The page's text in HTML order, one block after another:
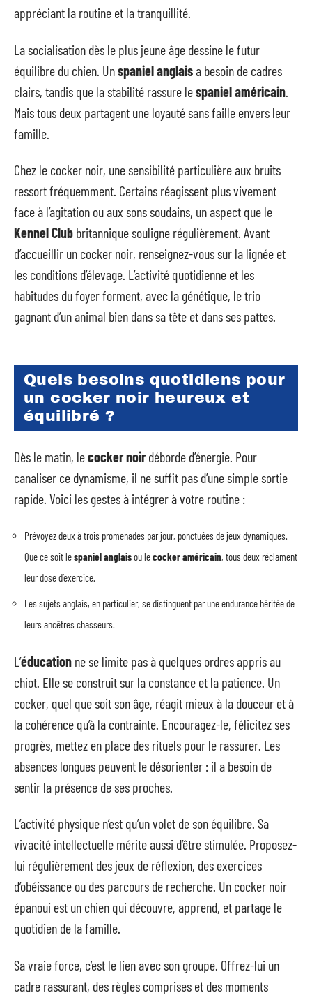
appréciant la routine et la tranquillité.
La socialisation dès le plus jeune âge dessine le futur
équilibre du chien. Unspaniel anglaisa besoin de cadres
clairs, tandis que la stabilité rassure lespaniel américain
Mais tous deux partagent une loyauté sans faille envers leur
famille.
Chez le cocker noir, une sensibilité particulière aux bruits
ressort fréquemment. Certains réagissent plus vivement
face à l’agitation ou aux sons soudains, un aspect que le
Kennel Club britannique souligne régulièrement. Avant
d’accueillir un cocker noir, renseignez-vous sur la lignée et
les conditions d’élevage. L’activité quotidienne et les
habitudes du foyer forment, avec la génétique, le trio
gagnant d’un animal bien dans sa tête et dans ses pattes.
Quels besoins quotidiens pour
un cocker noir heureux et
équilibré ?
Dès le matin, lecocker noirdéborde d’énergie. Pour
canaliser ce dynamisme, il ne suffit pas d’une simple sortie
rapide. Voici les gestes à intégrer à votre routine :
Prévoyez deux à trois promenades par jour, ponctuées de jeux dynamiques.
Que ce soit lespaniel anglaisou lecocker américain, tous deux réclament
leur dose d’exercice.
Les sujets anglais, en particulier, se distinguent par une endurance héritée de
leurs ancêtres chasseurs.
L’éducation ne se limite pas à quelques ordres appris au
chiot. Elle se construit sur la constance et la patience. Un
cocker, quel que soit son âge, réagit mieux à la douceur et à
la cohérence qu’à la contrainte. Encouragez-le, félicitez ses
progrès, mettez en place des rituels pour le rassurer. Les
absences longues peuvent le désorienter : il a besoin de
sentir la présence de ses proches.
L’activité physique n’est qu’un volet de son équilibre. Sa
vivacité intellectuelle mérite aussi d’être stimulée. Proposez-
lui régulièrement des jeux de réflexion, des exercices
d’obéissance ou des parcours de recherche. Un cocker noir
épanoui est un chien qui découvre, apprend, et partage le
quotidien de la famille.
Sa vraie force, c’est le lien avec son groupe. Offrez-lui un
cadre rassurant, des règles comprises et des moments